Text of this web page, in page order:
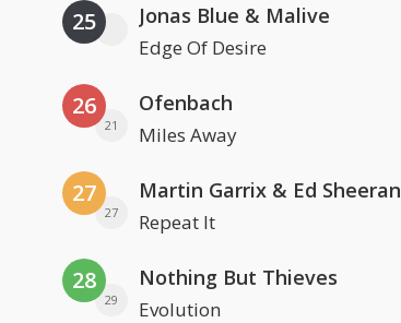
25 Jonas Blue & Malive
Edge Of Desire
26
21
Ofenbach
Miles Away
27
27
Martin Garrix & Ed Sheeran
Repeat It
28
29
Nothing But Thieves
Evolution